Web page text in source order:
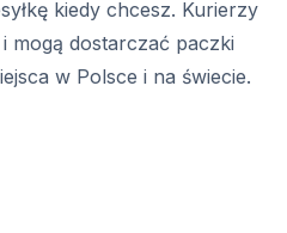
kiedy chcesz. Kurierzy
mogą dostarczać paczki
w Polsce i na świecie.